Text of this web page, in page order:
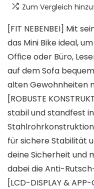
Zum Vergleich
[FIT NEBENBEI] Mit
das Mini Bike ideal,
Office oder Büro,
auf dem Sofa
alten Gewohnheiten
[ROBUSTE
stabil und standfest
für sichere Stabilität
deine Sicherheit und
dabei die Anti-
[LCD-DISPLAY &